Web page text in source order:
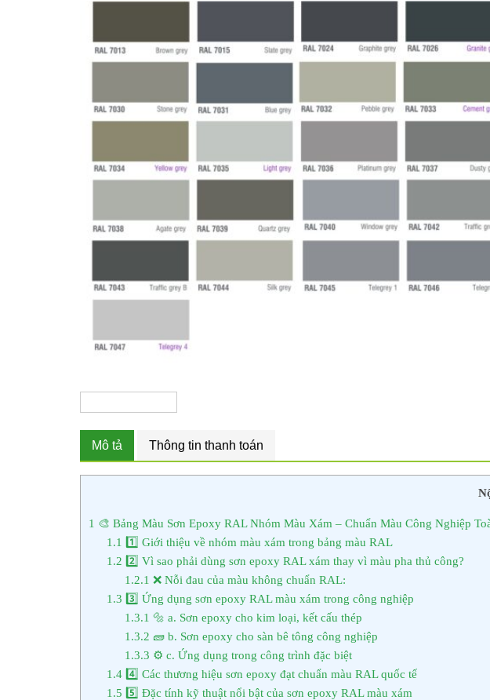
Mô tả Thông tin thanh toán
1 🎨 Bảng Màu Sơn Epoxy RAL Nhóm Màu Xám – Chuẩn Màu Công Nghiệp
1.1 1️⃣ Giới thiệu về nhóm màu xám trong bảng màu RAL
1.2 2️⃣ Vì sao phải dùng sơn epoxy RAL xám thay vì màu pha thủ công?
1.2.1 ❌ Nỗi đau của màu không chuẩn RAL:
1.3 3️⃣ Ứng dụng sơn epoxy RAL màu xám trong công nghiệp
1.3.1 🔩 a. Sơn epoxy cho kim loại, kết cấu thép
1.3.2 🧱 b. Sơn epoxy cho sàn bê tông công nghiệp
1.3.3 ⚙️ c. Ứng dụng trong công trình đặc biệt
1.44️⃣ Các thương hiệu sơn epoxy đạt chuẩn màu RAL quốc tế
1.5 5️⃣ Đặc tính kỹ thuật nổi bật của sơn epoxy RAL màu xám